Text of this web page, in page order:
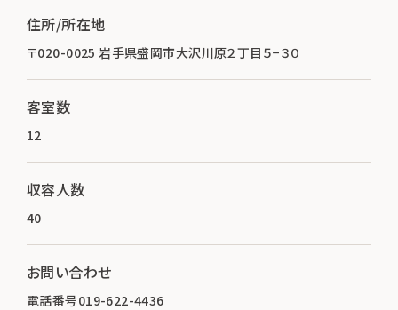
住所/所在地
〒020-0025 岩手県盛岡市大沢川原２丁目５−３０
客室数
12
収容人数
40
お問い合わせ
電話番号019-622-4436